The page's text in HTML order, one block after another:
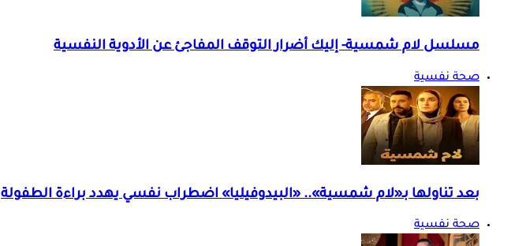
مسلسل لام شمسية- إليك أضرار التوقف المفاجئ عن الأدوية النفسية
صحة نفسية
بعد تناولها بـ«لام شمسية».. «البيدوفيليا» اضطراب نفسي يهدد براءة الطفولة
صحة نفسية